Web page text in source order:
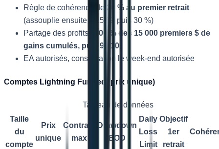
Règle de cohérence de 20 % au premier retrait
(assouplie ensuite à 25 %, puis 30 %)
Partage des profits :
100 % des 15 000 premiers $ de
gains cumulés, puis 90/10
EA autorisés, conservation le week-end autorisée
Comptes Lightning Funded (prix unique)
Tableau de données
Taille
du
compte
Prix
unique
Contrats
max
Drawdown
EOD
Daily
Loss
Limit
Objectif
1er
retrait